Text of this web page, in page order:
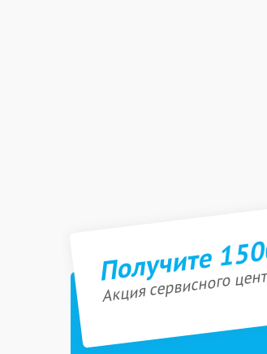
Получите
Акция сервисного